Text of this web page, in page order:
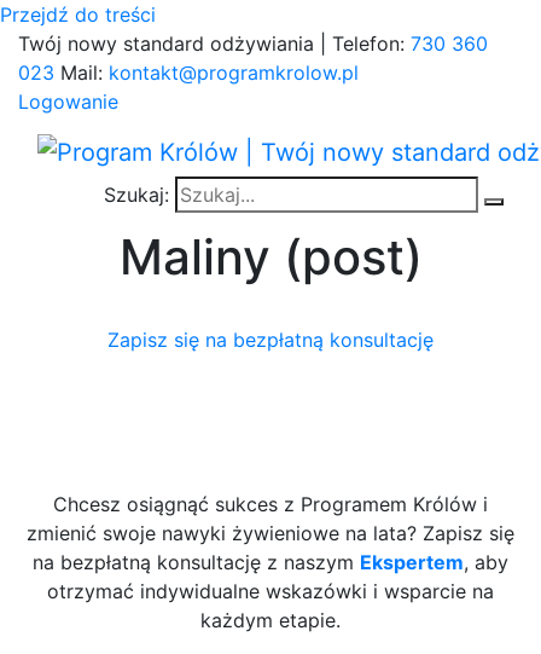
Przejdź do treści
Twój nowy standard odżywiania | Telefon: 730 360
023 Mail: kontakt@programkrolow.pl
Logowanie
Szukaj:
Maliny (post)
Zapisz się na bezpłatną konsultację
Chcesz osiągnąć sukces z Programem Królów i
zmienić swoje nawyki żywieniowe na lata? Zapisz się
na bezpłatną konsultację z naszym Ekspertem, aby
otrzymać indywidualne wskazówki i wsparcie na
każdym etapie.